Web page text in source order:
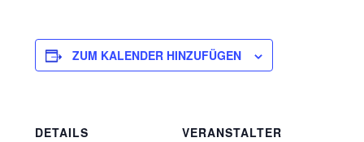
ZUM KALENDER HINZUFÜGEN
DETAILS
VERANSTALTER